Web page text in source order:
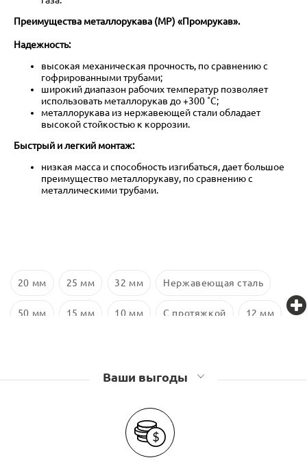
Преимущества металлорукава (МР) «Промрукав».
Надежность:
высокая механическая прочность, по сравнению с
гофрированными трубами;
широкий диапазон рабочих температур позволяет
использовать металлорукав до +300 ˚С;
металлорукава из нержавеющей стали обладает
высокой стойкостью к коррозии.
Быстрый и легкий монтаж:
низкая масса и способность изгибаться, дает большое
преимущество металлорукаву, по сравнению с
металлическими трубами.
20 мм 25 мм 32 мм Нержавеющая сталь
50 мм 15 мм 10 мм С протяжкой 12 мм
Ваши выгоды